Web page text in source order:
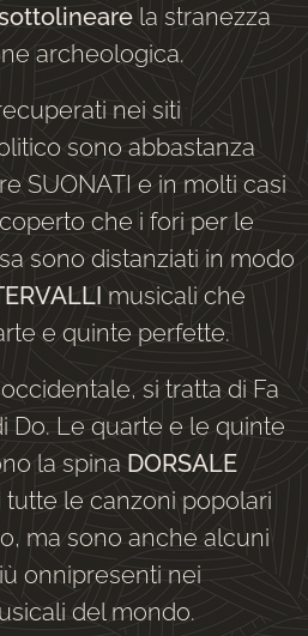
la stranezza
archeologica.
nei siti
sono abbastanza
SUONATI e in molti casi
che i fori per le
sono distanziati in modo
musicali che
e quinte perfette.
si tratta di Fa
Do. Le quarte e le quinte
la spina DORSALE
tutte le canzoni popolari
ma sono anche alcuni
onnipresenti nei
del mondo.